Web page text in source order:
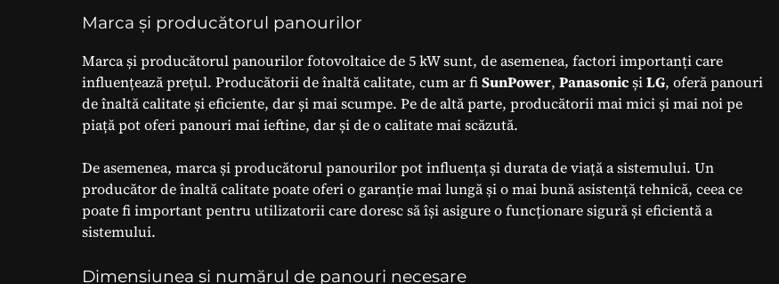
Marca și producătorul panourilor
Marca și producătorul panourilor fotovoltaice de 5 kW sunt, de asemenea, factori importanți care
influențează prețul. Producătorii de înaltă calitate, cum ar fiSunPower, PanasonicșiLG, oferă panouri
de înaltă calitate și eficiente, dar și mai scumpe. Pe de altă parte, producătorii mai mici și mai noi pe
piață pot oferi panouri mai ieftine, dar și de o calitate mai scăzută.
De asemenea, marca și producătorul panourilor pot influența și durata de viață a sistemului. Un
producător de înaltă calitate poate oferi o garanție mai lungă și o mai bună asistență tehnică, ceea ce
poate fi important pentru utilizatorii care doresc să își asigure o funcționare sigură și eficientă a
sistemului.
Dimensiunea și numărul de panouri necesare